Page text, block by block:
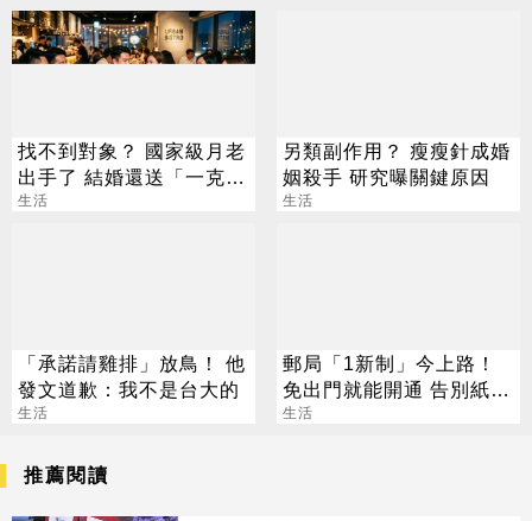
找不到對象？ 國家級月老
出手了 結婚還送「一克拉
鑽戒」
生活
另類副作用？ 瘦瘦針成婚
姻殺手 研究曝關鍵原因
生活
「承諾請雞排」放鳥！ 他
發文道歉：我不是台大的
生活
郵局「1新制」今上路！
免出門就能開通 告別紙本
不用跑臨櫃
生活
推薦閱讀